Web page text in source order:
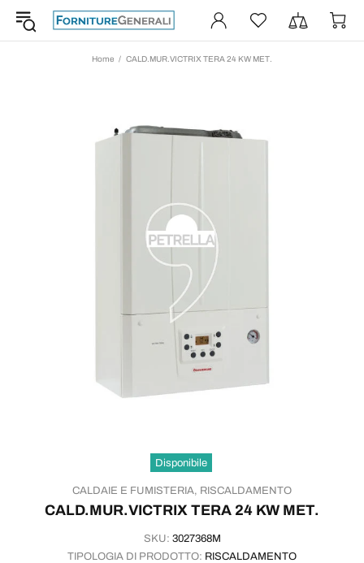
Home CALD.MUR.VICTRIX TERA 24 KW MET.
Disponibile
CALDAIE E FUMISTERIA, RISCALDAMENTO
CALD.MUR.VICTRIX TERA 24 KW MET.
SKU: 3027368M
TIPOLOGIA DI PRODOTTO: RISCALDAMENTO